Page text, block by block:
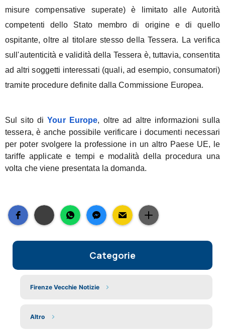
misure compensative superate) è limitato alle Autorità
competenti dello Stato membro di origine e di quello
ospitante, oltre al titolare stesso della Tessera.
La verifica
sull'autenticità e validità della Tessera è, tuttavia, consentita
ad altri soggetti interessati (quali, ad esempio, consumatori)
tramite procedure definite dalla Commissione Europea.
Sul sito diYour Europe, oltre ad altre informazioni sulla
tessera, è anche possibile verificare i documenti necessari
per poter svolgere la professione in un altro Paese UE, le
tariffe applicate e tempi e modalità della procedura una
volta che viene presentata la domanda.
Categorie
Firenze Vecchie Notizie
Altro